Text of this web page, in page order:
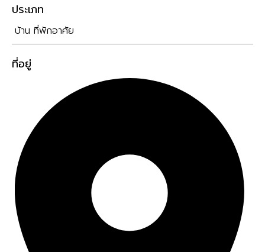
ประเภท
บ้าน ที่พักอาศัย
ที่อยู่